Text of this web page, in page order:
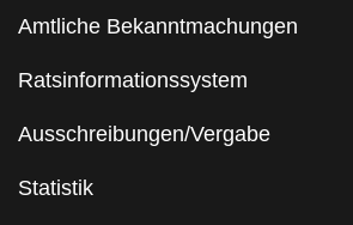
Amtliche Bekanntmachungen
Ratsinformationssystem
Ausschreibungen/Vergabe
Statistik